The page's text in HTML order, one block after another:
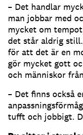
– Det handlar
man jobbar med
mycket om
det står aldrig
för att det är en
gör mycket gott
och människor
– Det finns också
tufft och jobbigt.